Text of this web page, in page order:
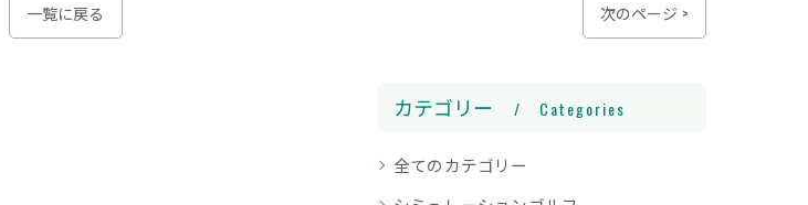
一覧に戻る 次のページ >
カテゴリー Categories
全てのカテゴリー